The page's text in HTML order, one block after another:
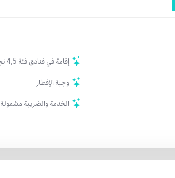
إقامة في فنادق فئة 4,5 نجوم
وجبة الإفطار
الخدمة والضريبة مشمولة